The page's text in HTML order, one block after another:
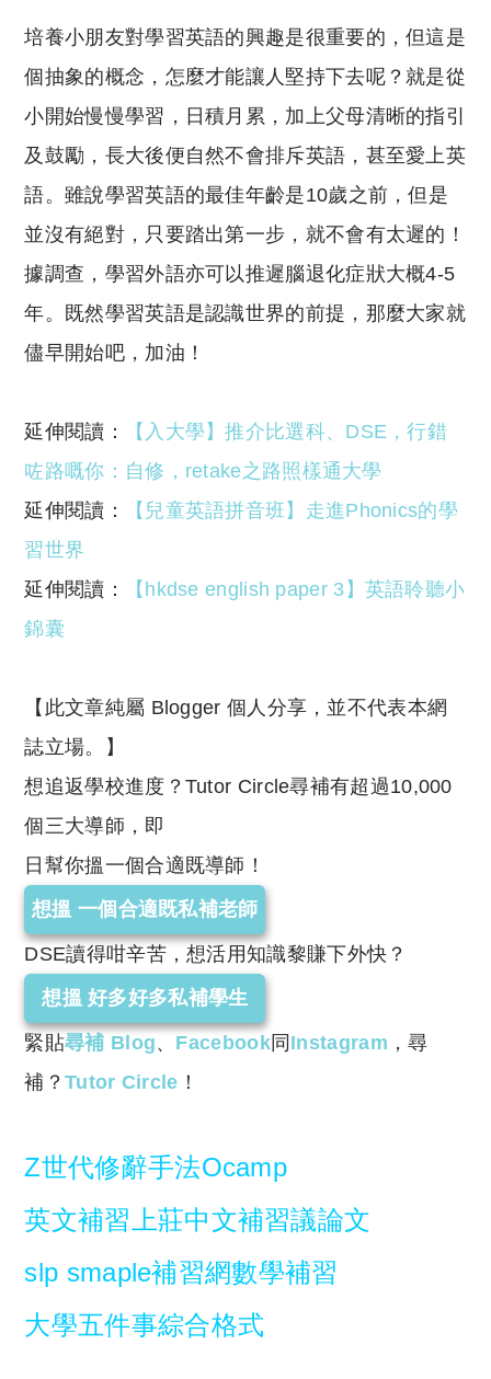
培養小朋友對學習英語的興趣是很重要的，但這是
個抽象的概念，怎麼才能讓人堅持下去呢？就是從
小開始慢慢學習，日積月累，加上父母清晰的指引
及鼓勵，長大後便自然不會排斥英語，甚至愛上英
語。雖說學習英語的最佳年齡是10歲之前，但是
並沒有絕對，只要踏出第一步，就不會有太遲的！
據調查，學習外語亦可以推遲腦退化症狀大概4-5
年。既然學習英語是認識世界的前提，那麼大家就
儘早開始吧，加油！
延伸閱讀：
【入大學】推介比選科、DSE，行錯
咗路嘅你：自修，retake之路照樣通大學
延伸閱讀：
【兒童英語拼音班】走進Phonics的學
習世界
延伸閱讀：
【hkdse english paper 3】英語聆聽小
錦囊
【此文章純屬 Blogger 個人分享，並不代表本網
誌立場。】
想追返學校進度？Tutor Circle尋補有超過10,000
個三大導師，即
日幫你搵一個合適既導師！
想搵 一個合適既私補老師
DSE讀得咁辛苦，想活用知識黎賺下外快？
想搵 好多好多私補學生
緊貼尋補 Blog、 Facebook同 Instagram ，尋
補？Tutor Circle ！
Z世代修辭手法Ocamp
英文補習 上莊中文補習議論文
slp smaple補習網數學補習
大學五件事綜合格式